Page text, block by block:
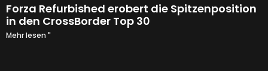
Forza Refurbished erobert die Spitzenposition
in den CrossBorder Top 30
Mehr lesen "